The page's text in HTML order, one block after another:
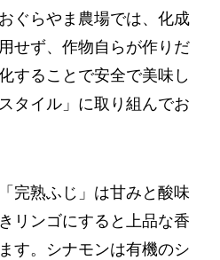
ぐらやま農場では、化成
せず、作物自らが作りだ
することで安全で美味し
タイル」に取り組んでお
完熟ふじ」は甘みと酸味
リンゴにすると上品な香
す。シナモンは有機のシ